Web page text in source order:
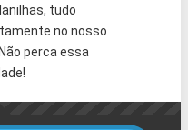
tudo
no nosso
perca essa